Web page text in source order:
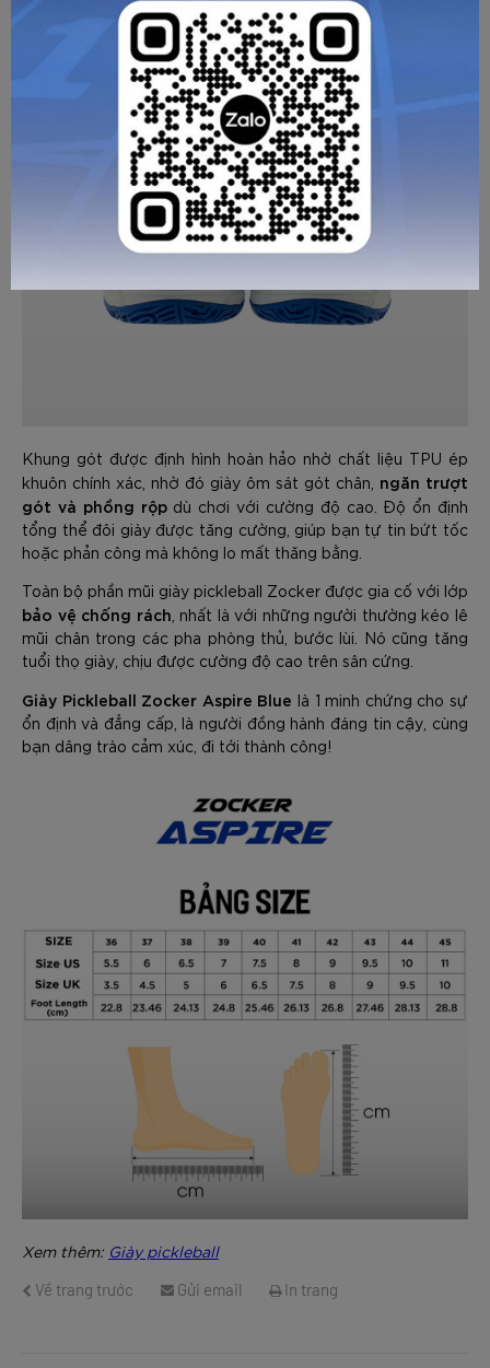
Khung gót được định hình hoàn hảo nhờ chất liệu TPU ép
khuôn chính xác, nhờ đó giày ôm sát gót chân, ngăn trượt
gót và phồng rộpdù chơi với cường độ cao. Độ ổn định
tổng thể đôi giày được tăng cường, giúp bạn tự tin bứt tốc
hoặc phản công mà không lo mất thăng bằng.
Toàn bộ phần mũi giày pickleball Zocker được gia cố với lớp
bảo vệ chống rách , nhất là với những người thường kéo lê
mũi chân trong các pha phòng thủ, bước lùi. Nó cũng tăng
tuổi thọ giày, chịu được cường độ cao trên sân cứng.
Giày Pickleball Zocker Aspire Blue là 1 minh chứng cho sự
ổn định và đẳng cấp, là người đồng hành đáng tin cậy, cùng
bạn dâng trào cảm xúc, đi tới thành công!
Xem thêm: Giày pickleball
Về trang trước
Gửi email In trang